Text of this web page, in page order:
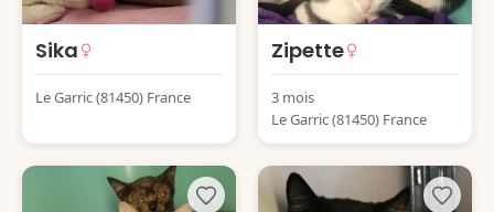
Sika
Le Garric (81450) France
Zipette
3 mois
Le Garric (81450) France